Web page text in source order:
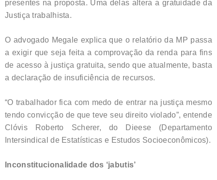
presentes na proposta. Uma delas altera a gratuidade da
Justiça trabalhista.
O advogado Megale explica que o relatório da MP passa
a exigir que seja feita a comprovação da renda para fins
de acesso à justiça gratuita, sendo que atualmente, basta
a declaração de insuficiência de recursos.
“O trabalhador fica com medo de entrar na justiça mesmo
tendo convicção de que teve seu direito violado”, entende
Clóvis Roberto Scherer, do Dieese (Departamento
Intersindical de Estatísticas e Estudos Socioeconômicos).
Inconstitucionalidade dos ‘jabutis’